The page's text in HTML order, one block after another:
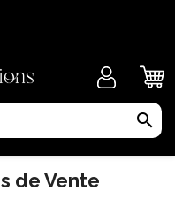
search
de Vente